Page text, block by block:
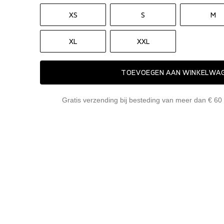
XS S M
XL XXL
TOEVOEGEN AAN
Gratis verzending bij besteding van meer dan € 60